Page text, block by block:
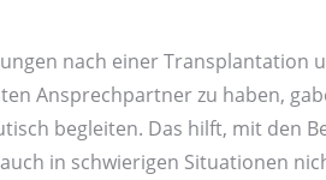
nach einer
Ansprech­partner zu haben,
begleiten. Das hilft, mit den
in schwierigen Situationen